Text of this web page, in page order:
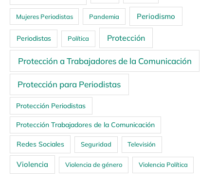
Mujeres Periodistas Pandemia Periodismo
Periodistas Política Protección
Protección a Trabajadores de la Comunicación
Protección para Periodistas
Protección Periodistas
Protección Trabajadores de la Comunicación
Redes Sociales Seguridad Televisión
Violencia Violencia de género Violencia Política